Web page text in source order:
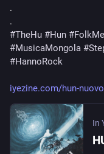
.
.
#TheHu #Hun #
#MusicaMongola #
#HannoRock
iyezine.com/hun-
In